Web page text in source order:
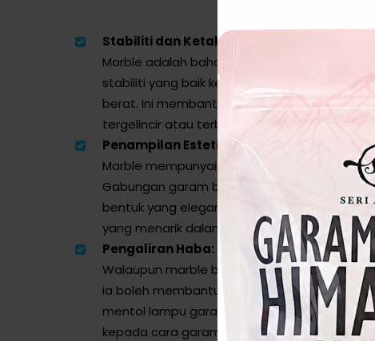
Stabiliti dan Ketahanan:
Marble adalah bahan yang berat dan tahan
stabiliti yang baik kepada lampu garam yang
berat. Ini membantu mencegah lampu
tergelincir atau terbalik.
Penampilan Estetika:
Marble mempunyai tekstur dan penampilan
Gabungan garam bukit dengan tapak marble
bentuk yang elegan dan menarik,
yang menarik dalam ruang tamu, bilik tidur,
Pengaliran Haba:
Walaupun marble bukan pengalir haba yang
ia boleh membantu menyebarkan haba
mentol lampu garam secara sekata. Ini
kepada cara garam memanaskan dan